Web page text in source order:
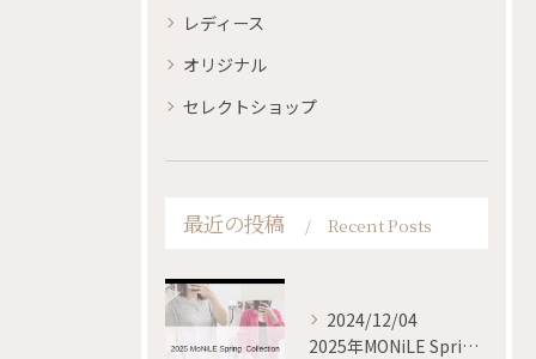
レディース
オリジナル
セレクトショップ
最近の投稿 Recent Posts
2024/12/04
2025年MONiLE Spring collection